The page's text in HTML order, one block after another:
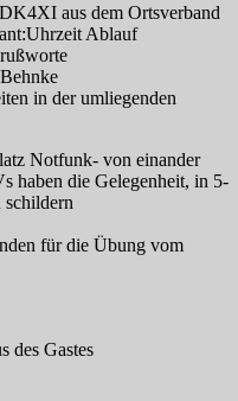
aus dem Ortsverband
Ablauf
in der umliegenden
Notfunk- von einander
haben die Gelegenheit, in 5-
für die Übung vom
des Gastes